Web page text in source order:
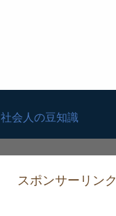
社会人の豆知識
スポンサーリンク